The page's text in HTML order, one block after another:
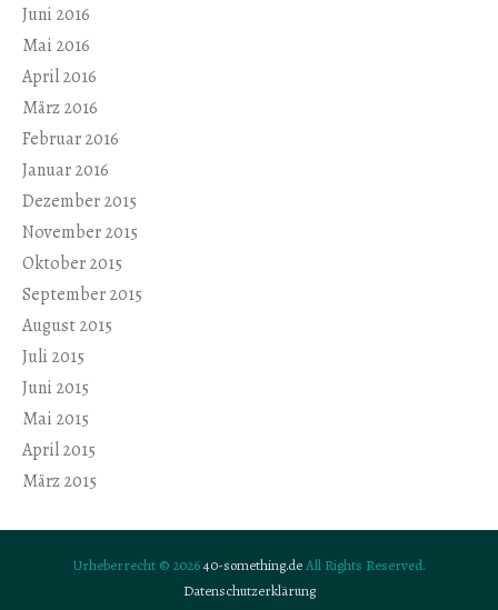
Juni 2016
Mai 2016
April 2016
März 2016
Februar 2016
Januar 2016
Dezember 2015
November 2015
Oktober 2015
September 2015
August 2015
Juli 2015
Juni 2015
Mai 2015
April 2015
März 2015
Urheberrecht © 202640-something.deAll Rights Reserved.
Datenschutzerklärung